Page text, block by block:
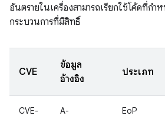
อันตรายในเครื่องสามารถเรียกใช้โค้ดที่ก
กระบวนการที่มีสิทธิ์
CVE
ข้อมูล
อ้างอิง
ประเภท
CVE-
A-
EoP